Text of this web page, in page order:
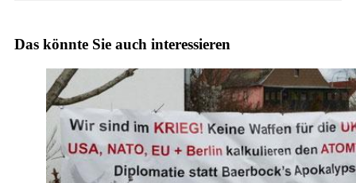
Das könnte Sie auch interessieren